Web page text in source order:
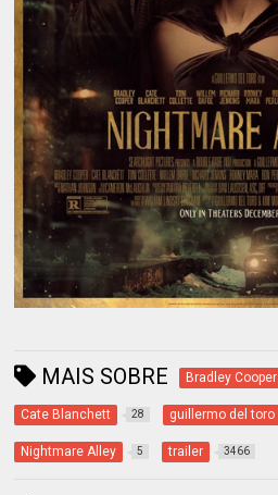
MAIS SOBRE Bradley Cooper
Cate Blanchett 28 guillermo del toro
Nightmare Alley 5 trailer 3466